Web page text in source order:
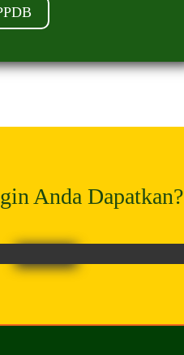
Anda Dapatkan?
PROGRAM